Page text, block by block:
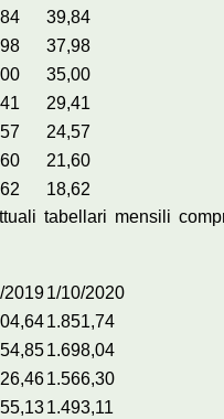
39,84
37,98
35,00
29,41
24,57
21,60
18,62
tabellari mensili
20191/10/2020
1.851,74
1.698,04
1.566,30
1.493,11